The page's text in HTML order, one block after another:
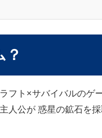
？
フト×サバイバルのゲー
人公が 惑星の鉱石を